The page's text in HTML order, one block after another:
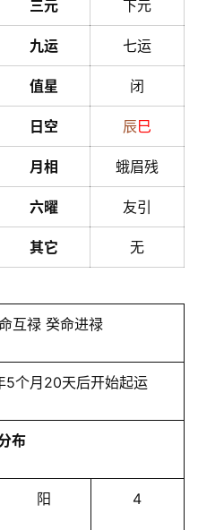
三元 下元
九运 七运
值星 闭
日空 辰巳
月相 蛾眉残
六曜 友引
其它 无
互禄 癸命进禄
5个月20天后开始起运
布
阳 4